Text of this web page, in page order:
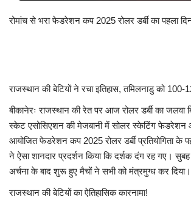
रोमांच से भरा फेडरेशन कप 2025 रोलर डर्बी का पहला
राजस्थान की बेटियों ने रचा इतिहास, तमिलनाडु को 100-
बीकानेरः राजस्थान की रेत पर आज रोलर डर्बी का जलवा
स्केट एसोसिएशन की मेजबानी में सोलर स्केटिंग
आयोजित फेडरेशन कप 2025 रोलर डर्बी प्रतियोगिता के
ने ऐसा शानदार प्रदर्शन किया कि दर्शक दंग रह गए। सुबह
अर्चना के बाद शुरू हुए मैचों ने सभी को मंत्रमुग्ध कर दिया।
राजस्थान की बेटियों का ऐतिहासिक कारनामा!